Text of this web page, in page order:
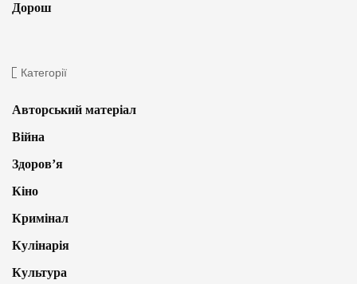
Дорош
Категорії
Авторський матеріал
Війна
Здоров’я
Кіно
Кримінал
Кулінарія
Культура